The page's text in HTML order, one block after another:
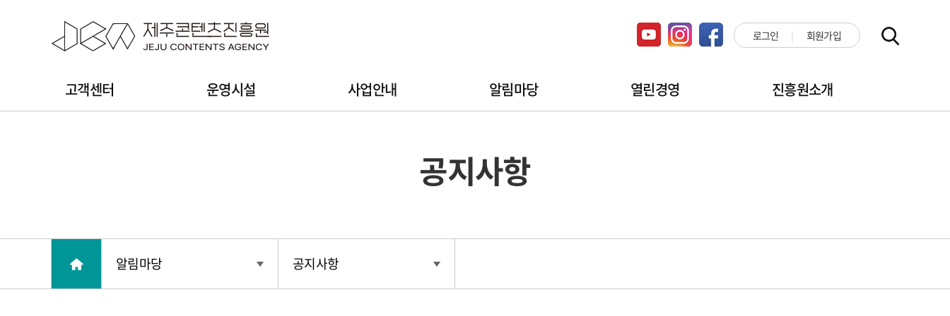
로그인 회원가입
고객센터 운영시설 사업안내 알림마당 열린경영 진흥원소개
공지사항
알림마당 공지사항